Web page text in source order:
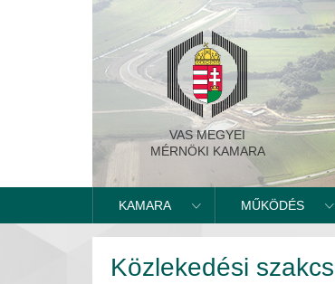
VAS MEGYEI
MÉRNÖKI KAMARA
KAMARA MŰKÖDÉS
Közlekedési